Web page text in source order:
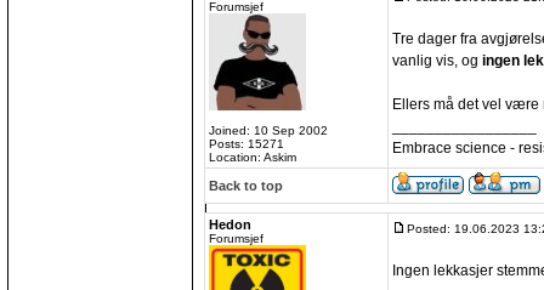
Forumsjef
Joined: 10 Sep 2002
Posts: 15271
Location: Askim
Tre dager fra
vanlig vis, og ingen
Ellers må det vel være
Embrace science -
Back to top
Hedon
Forumsjef
Posted: 19.06.2023
Ingen lekkasjer